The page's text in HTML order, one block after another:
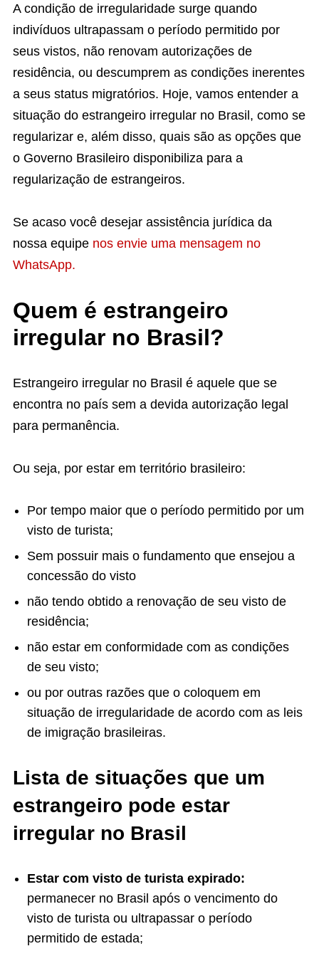
A condição de irregularidade surge quando
indivíduos ultrapassam o período permitido por
seus vistos, não renovam autorizações de
residência, ou descumprem as condições inerentes
a seus status migratórios. Hoje, vamos entender a
situação do estrangeiro irregular no Brasil, como se
regularizar e, além disso, quais são as opções que
o Governo Brasileiro disponibiliza para a
regularização de estrangeiros.
Se acaso você desejar assistência jurídica da
nossa equipe nos envie uma mensagem no
WhatsApp.
Quem é estrangeiro
irregular no Brasil?
Estrangeiro irregular no Brasil é aquele que se
encontra no país sem a devida autorização legal
para permanência.
Ou seja, por estar em território brasileiro:
Por tempo maior que o período permitido por um
visto de turista;
Sem possuir mais o fundamento que ensejou a
concessão do visto
não tendo obtido a renovação de seu visto de
residência;
não estar em conformidade com as condições
de seu visto;
ou por outras razões que o coloquem em
situação de irregularidade de acordo com as leis
de imigração brasileiras.
Lista de situações que um
estrangeiro pode estar
irregular no Brasil
Estar com visto de turista expirado:
permanecer no Brasil após o vencimento do
visto de turista ou ultrapassar o período
permitido de estada;